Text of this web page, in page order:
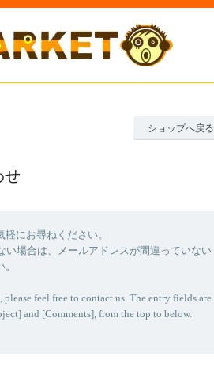
ショップへ戻る
せ
にお尋ねください。
場合は、メールアドレスが間違っていない
feel free to contact us. The entry fields are
and [Comments], from the top to below.